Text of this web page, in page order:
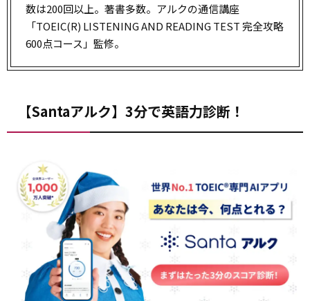
数は200回以上。著書多数。アルクの通信講座
「TOEIC(R) LISTENING AND READING TEST 完全攻略
600点コース」監修。
【Santaアルク】3分で英語力診断！